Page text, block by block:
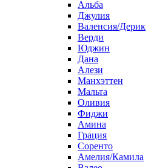
Альба
Джулия
Валенсия/Дерик
Верди
Юджин
Дана
Алези
Манхэттен
Мальта
Оливия
Фиджи
Амина
Грация
Соренто
Амелия/Камила